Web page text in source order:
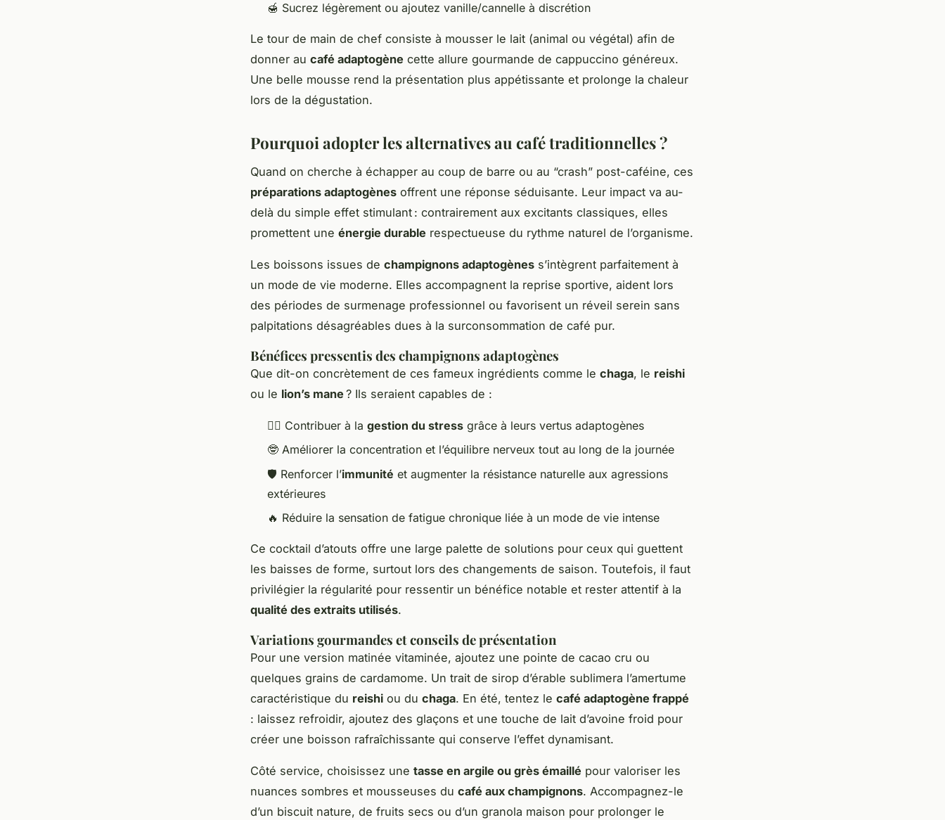
🍯 Sucrez légèrement ou ajoutez vanille/cannelle à discrétion
Le tour de main de chef consiste à mousser le lait (animal ou végétal) afin de
donner au café adaptogène cette allure gourmande de cappuccino généreux.
Une belle mousse rend la présentation plus appétissante et prolonge la chaleur
lors de la dégustation.
Pourquoi adopter les alternatives au café traditionnelles ?
Quand on cherche à échapper au coup de barre ou au “crash” post-caféine, ces
préparations adaptogènes offrent une réponse séduisante. Leur impact va au-
delà du simple effet stimulant : contrairement aux excitants classiques, elles
promettent une énergie durable respectueuse du rythme naturel de l’organisme.
Les boissons issues de champignons adaptogènes s’intègrent parfaitement à
un mode de vie moderne. Elles accompagnent la reprise sportive, aident lors
des périodes de surmenage professionnel ou favorisent un réveil serein sans
palpitations désagréables dues à la surconsommation de café pur.
Bénéfices pressentis des champignons adaptogènes
Que dit-on concrètement de ces fameux ingrédients comme le chaga, le reishi
ou le lion’s mane ? Ils seraient capables de :
🧘‍♂️ Contribuer à la gestion du stress grâce à leurs vertus adaptogènes
🤓 Améliorer la concentration et l’équilibre nerveux tout au long de la journée
🛡️ Renforcer l’immunité et augmenter la résistance naturelle aux agressions
extérieures
🔥 Réduire la sensation de fatigue chronique liée à un mode de vie intense
Ce cocktail d’atouts offre une large palette de solutions pour ceux qui guettent
les baisses de forme, surtout lors des changements de saison. Toutefois, il faut
privilégier la régularité pour ressentir un bénéfice notable et rester attentif à la
qualité des extraits utilisés.
Variations gourmandes et conseils de présentation
Pour une version matinée vitaminée, ajoutez une pointe de cacao cru ou
quelques grains de cardamome. Un trait de sirop d’érable sublimera l’amertume
caractéristique du reishi ou du chaga. En été, tentez le café adaptogène frappé
: laissez refroidir, ajoutez des glaçons et une touche de lait d’avoine froid pour
créer une boisson rafraîchissante qui conserve l’effet dynamisant.
Côté service, choisissez une tasse en argile ou grès émaillé pour valoriser les
nuances sombres et mousseuses du café aux champignons. Accompagnez-le
d’un biscuit nature, de fruits secs ou d’un granola maison pour prolonger le